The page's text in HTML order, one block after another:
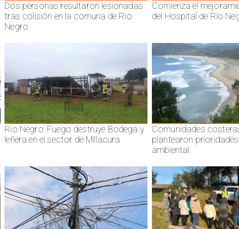
Dos personas resultaron lesionadas
tras colisión en la comuna de Río
Negro
Comienza el
del Hospital de Río
Rio Negro: Fuego destruye Bodega y
leñera en el sector de Millacura
Comunidades
plantearon
ambiental